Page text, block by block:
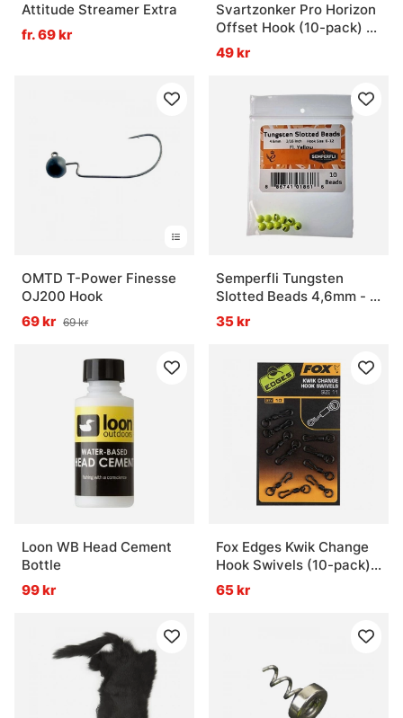
Attitude Streamer Extra
fr. 69 kr
Svartzonker Pro Horizon
Offset Hook (10-pack) -
5/0
49 kr
OMTD T-Power Finesse
OJ200 Hook
69 kr 69 kr
Semperfli Tungsten
Slotted Beads 4,6mm - Fl
Yellow
35 kr
Loon WB Head Cement
Bottle
99 kr
Fox Edges Kwik Change
Hook Swivels (10-pack)
Size 10
65 kr